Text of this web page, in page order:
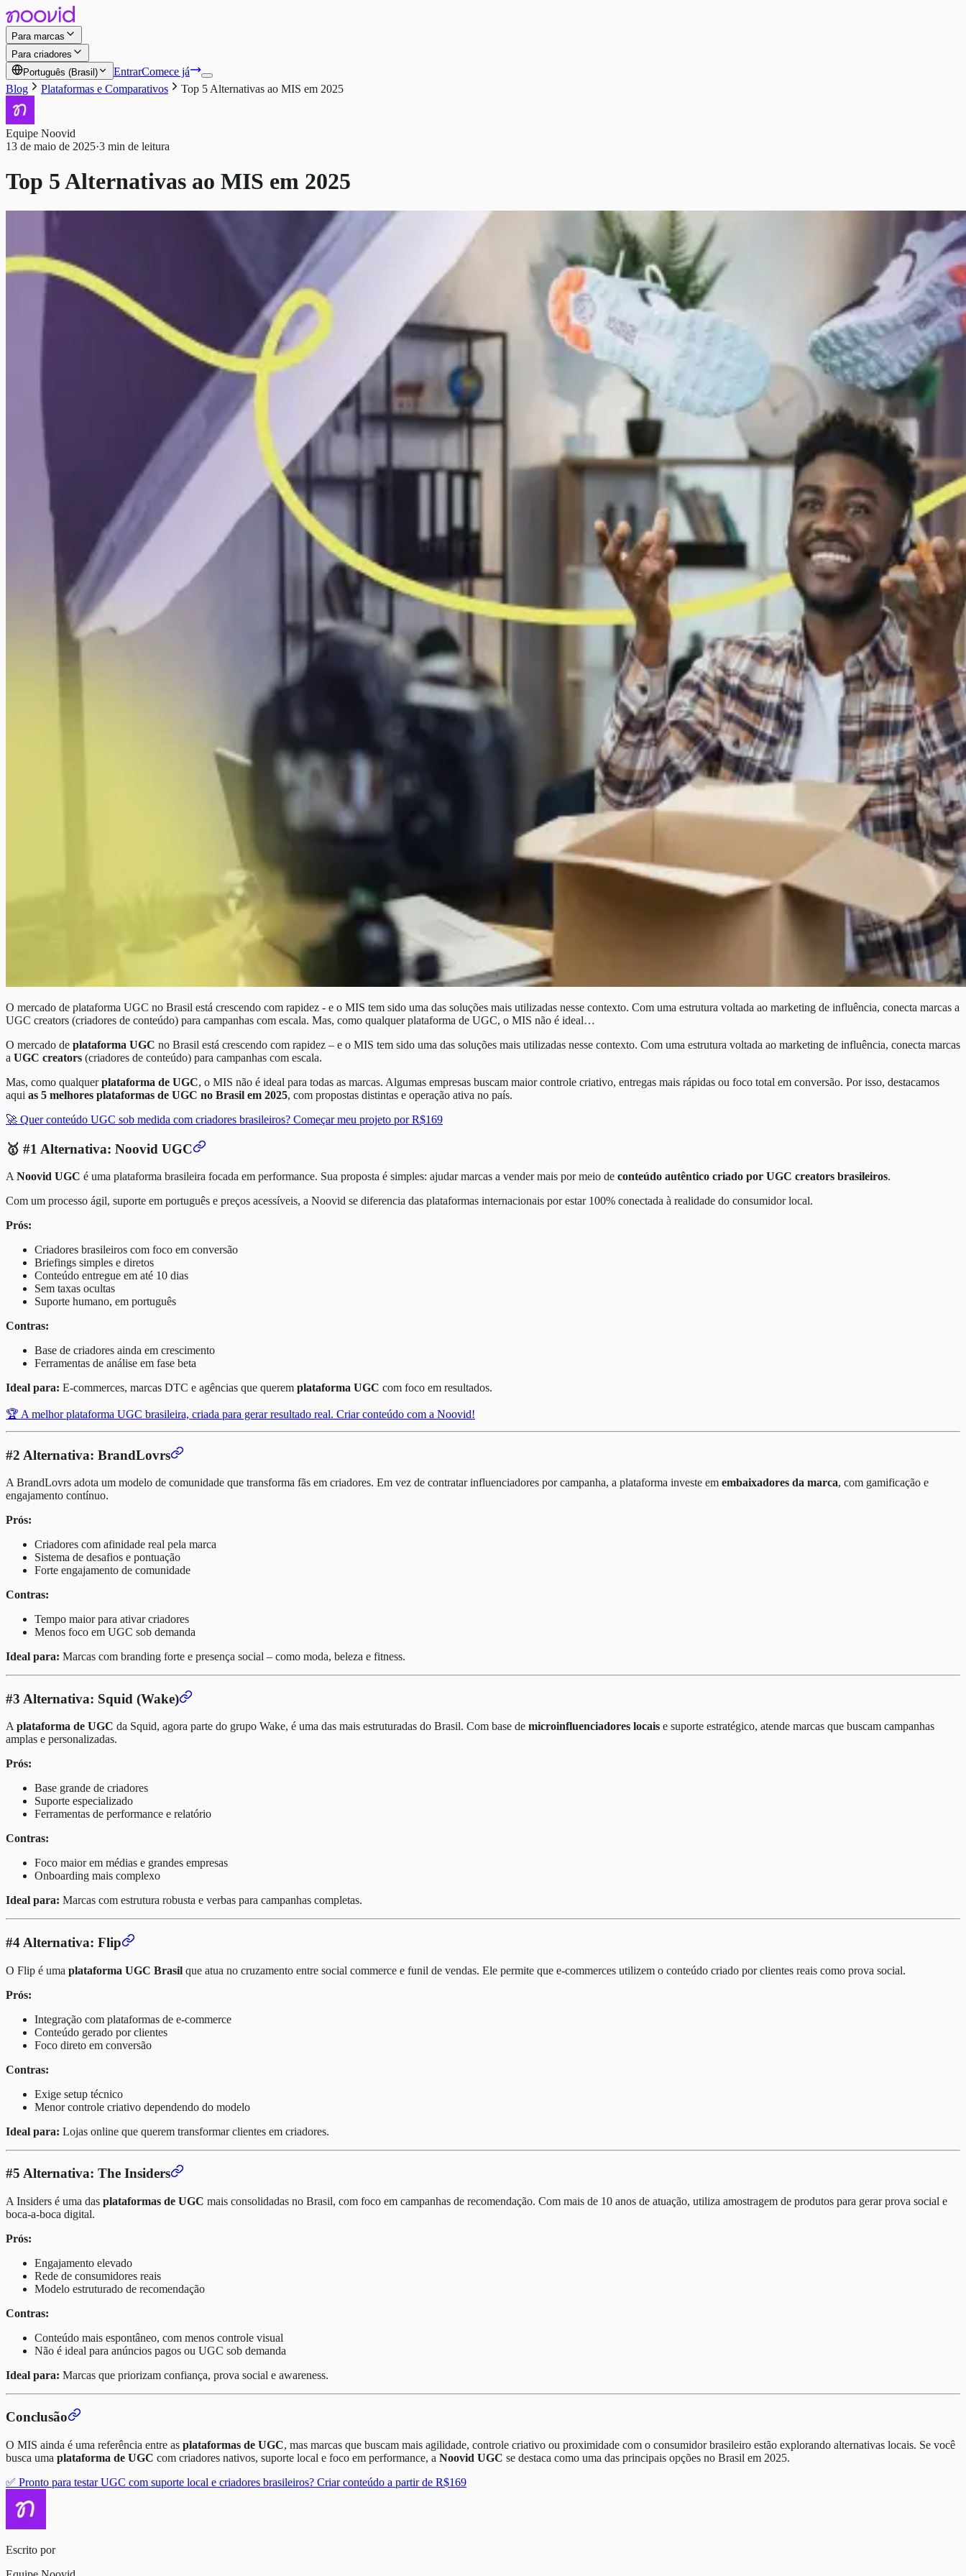
Para marcas
Para criadores
Português (Brasil)
EntrarComece já
Blog
Plataformas e Comparativos Top 5 Alternativas ao MIS em 2025
Equipe Noovid
13 de maio de 2025·3 min de leitura
Top 5 Alternativas ao MIS em 2025
O mercado de plataforma UGC no Brasil está crescendo com rapidez - e o MIS tem sido uma das soluções mais utilizadas nesse contexto. Com uma estrutura voltada ao marketing de influência, conecta marcas a
UGC creators (criadores de conteúdo) para campanhas com escala. Mas, como qualquer plataforma de UGC, o MIS não é ideal…
O mercado de plataforma UGC no Brasil está crescendo com rapidez – e o MIS tem sido uma das soluções mais utilizadas nesse contexto. Com uma estrutura voltada ao marketing de influência, conecta marcas
a UGC creators (criadores de conteúdo) para campanhas com escala.
Mas, como qualquerplataforma de UGC, o MIS não é ideal para todas as marcas. Algumas empresas buscam maior controle criativo, entregas mais rápidas ou foco total em conversão. Por isso, destacamos
aqui as 5 melhores plataformas de UGC no Brasil em 2025, com propostas distintas e operação ativa no país.
🚀 Quer conteúdo UGC sob medida com criadores brasileiros? Começar meu projeto por R$169
🥇 #1 Alternativa: Noovid UGC
A Noovid UGC é uma plataforma brasileira focada em performance. Sua proposta é simples: ajudar marcas a vender mais por meio de conteúdo autêntico criado por UGC creators brasileiros.
Com um processo ágil, suporte em português e preços acessíveis, a Noovid se diferencia das plataformas internacionais por estar 100% conectada à realidade do consumidor local.
Prós:
Criadores brasileiros com foco em conversão
Briefings simples e diretos
Conteúdo entregue em até 10 dias
Sem taxas ocultas
Suporte humano, em português
Contras:
Base de criadores ainda em crescimento
Ferramentas de análise em fase beta
Ideal para: E-commerces, marcas DTC e agências que querem plataforma UGC com foco em resultados.
🏆 A melhor plataforma UGC brasileira, criada para gerar resultado real. Criar conteúdo com a Noovid!
#2 Alternativa: BrandLovrs
A BrandLovrs adota um modelo de comunidade que transforma fãs em criadores. Em vez de contratar influenciadores por campanha, a plataforma investe em embaixadores da marca, com gamificação e
engajamento contínuo.
Prós:
Criadores com afinidade real pela marca
Sistema de desafios e pontuação
Forte engajamento de comunidade
Contras:
Tempo maior para ativar criadores
Menos foco em UGC sob demanda
Ideal para: Marcas com branding forte e presença social – como moda, beleza e fitness.
#3 Alternativa: Squid (Wake)
A plataforma de UGC da Squid, agora parte do grupo Wake, é uma das mais estruturadas do Brasil. Com base de microinfluenciadores locais e suporte estratégico, atende marcas que buscam campanhas
amplas e personalizadas.
Prós:
Base grande de criadores
Suporte especializado
Ferramentas de performance e relatório
Contras:
Foco maior em médias e grandes empresas
Onboarding mais complexo
Ideal para: Marcas com estrutura robusta e verbas para campanhas completas.
#4 Alternativa: Flip
O Flip é uma plataforma UGC Brasil que atua no cruzamento entre social commerce e funil de vendas. Ele permite que e-commerces utilizem o conteúdo criado por clientes reais como prova social.
Prós:
Integração com plataformas de e-commerce
Conteúdo gerado por clientes
Foco direto em conversão
Contras:
Exige setup técnico
Menor controle criativo dependendo do modelo
Ideal para: Lojas online que querem transformar clientes em criadores.
#5 Alternativa: The Insiders
A Insiders é uma das plataformas de UGC mais consolidadas no Brasil, com foco em campanhas de recomendação. Com mais de 10 anos de atuação, utiliza amostragem de produtos para gerar prova social e
boca-a-boca digital.
Prós:
Engajamento elevado
Rede de consumidores reais
Modelo estruturado de recomendação
Contras:
Conteúdo mais espontâneo, com menos controle visual
Não é ideal para anúncios pagos ou UGC sob demanda
Ideal para: Marcas que priorizam confiança, prova social e awareness.
Conclusão
O MIS ainda é uma referência entre as plataformas de UGC, mas marcas que buscam mais agilidade, controle criativo ou proximidade com o consumidor brasileiro estão explorando alternativas locais. Se você
busca uma plataforma de UGC com criadores nativos, suporte local e foco em performance, a Noovid UGC se destaca como uma das principais opções no Brasil em 2025.
✅ Pronto para testar UGC com suporte local e criadores brasileiros? Criar conteúdo a partir de R$169
Escrito por